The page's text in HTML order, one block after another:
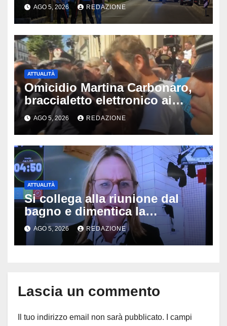
trasportato in elicottero a
Padova
AGO 5, 2026 REDAZIONE
ATTUALITÀ
Omicidio Martina Carbonaro,
braccialetto elettronico ai
genitori della 14enne: non
potranno avvicinarsi alla
famiglia di Alessio Tucci
AGO 5, 2026 REDAZIONE
ATTUALITÀ
Si collega alla riunione dal
bagno e dimentica la
telecamera accesa: tutti
vedono il bucato, il video
diventa virale
AGO 5, 2026 REDAZIONE
Lascia un commento
Il tuo indirizzo email non sarà pubblicato.
I campi